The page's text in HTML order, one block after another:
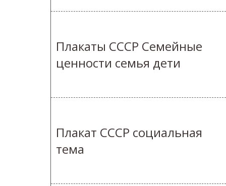
Плакаты СССР Семейные
ценности семья дети
Плакат СССР социальная
тема